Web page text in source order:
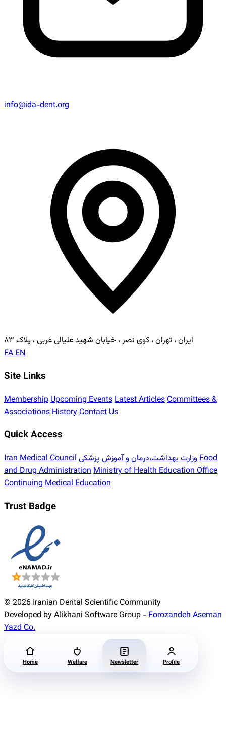
info@ida-dent.org
ایران ، تهران ، کوی نصر ، خیابان شهید علیالی غربی ، پلاک ۸۳
FAEN
Site Links
MembershipUpcoming EventsLatest ArticlesCommittees &
AssociationsHistoryContact Us
Quick Access
Iran Medical Councilوزارت بهداشت،درمان و آموزش پزشکیFood
and Drug AdministrationMinistry of Health Education Office
Continuing Medical Education
Trust Badge
© 2026 Iranian Dental Scientific Community
Developed by Alikhani Software Group -Forozandeh Aseman
Yazd Co.
Home Welfare Newsletter Profile